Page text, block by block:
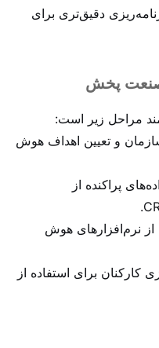
دقیق‌تری برای
پخش
مراحل زیر است:
و تعیین اهداف هوش
پراکنده از
از نرم‌افزارهای هوش
کارکنان برای استفاده از